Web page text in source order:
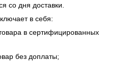
со дня доставки.
в себя:
в сертифицированных
без доплаты;